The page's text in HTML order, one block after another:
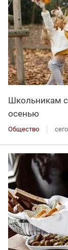
Школьникам с
осенью
Общество